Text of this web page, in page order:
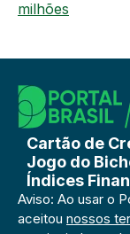
milhões
Cartão de
Jogo do
Índices
Aviso: Ao usar o
aceitou nossos